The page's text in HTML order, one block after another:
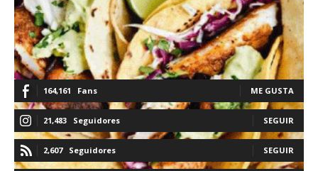
164,161 Fans ME GUSTA
21,483 Seguidores SEGUIR
2,607 Seguidores SEGUIR